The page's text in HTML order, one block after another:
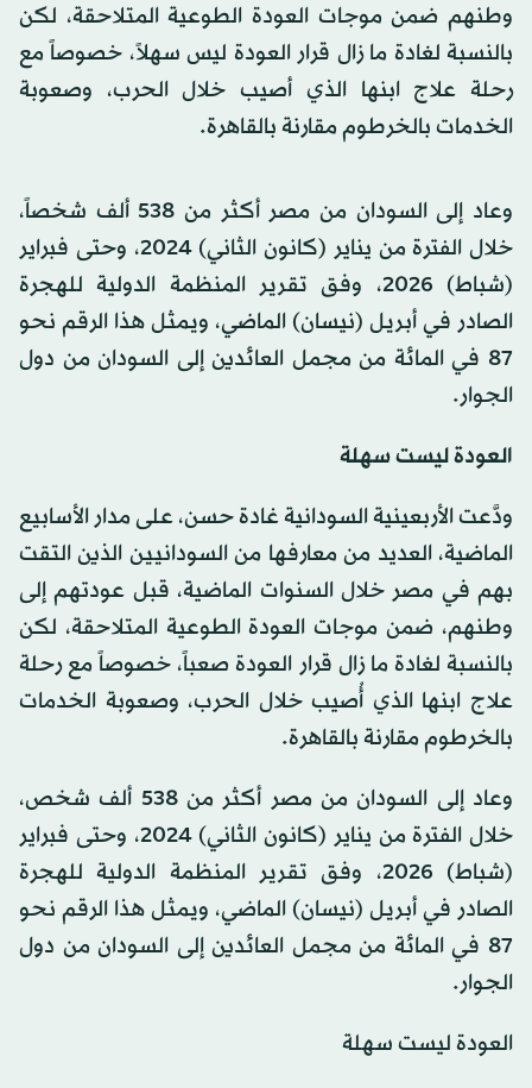
وطنهم ضمن موجات العودة الطوعية المتلاحقة، لكن
بالنسبة لغادة ما زال قرار العودة ليس سهلاً، خصوصاً مع
رحلة علاج ابنها الذي أصيب خلال الحرب، وصعوبة
الخدمات بالخرطوم مقارنة بالقاهرة.
وعاد إلى السودان من مصر أكثر من 538 ألف شخصاً،
خلال الفترة من يناير (كانون الثاني) 2024، وحتى فبراير
(شباط) 2026، وفق تقرير المنظمة الدولية للهجرة
الصادر في أبريل (نيسان) الماضي، ويمثل هذا الرقم نحو
87 في المائة من مجمل العائدين إلى السودان من دول
الجوار.
العودة ليست سهلة
ودَّعت الأربعينية السودانية غادة حسن، على مدار الأسابيع
الماضية، العديد من معارفها من السودانيين الذين التقت
بهم في مصر خلال السنوات الماضية، قبل عودتهم إلى
وطنهم، ضمن موجات العودة الطوعية المتلاحقة، لكن
بالنسبة لغادة ما زال قرار العودة صعباً، خصوصاً مع رحلة
علاج ابنها الذي أُصيب خلال الحرب، وصعوبة الخدمات
بالخرطوم مقارنة بالقاهرة.
وعاد إلى السودان من مصر أكثر من 538 ألف شخص،
خلال الفترة من يناير (كانون الثاني) 2024، وحتى فبراير
(شباط) 2026، وفق تقرير المنظمة الدولية للهجرة
الصادر في أبريل (نيسان) الماضي، ويمثل هذا الرقم نحو
87 في المائة من مجمل العائدين إلى السودان من دول
الجوار.
العودة ليست سهلة